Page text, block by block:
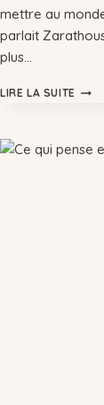
mettre au
parlait
plus…
LIRE LA SUITE